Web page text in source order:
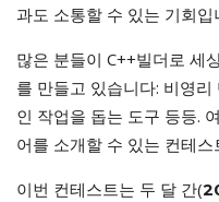
과도 소통할 수 있는 기회입
많은 분들이 C++빌더로 세
를 만들고 있습니다: 비영
인 작업을 돕는 도구 등등.
어를 소개할 수 있는 컨테스
이번 컨테스트는 두 달 간(